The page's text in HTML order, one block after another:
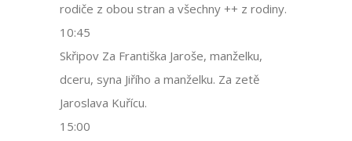
rodiče z obou stran a všechny ++ z rodiny.
10:45
Skřipov Za Františka Jaroše, manželku,
dceru, syna Jiřího a manželku. Za zetě
Jaroslava Kuřícu.
15:00